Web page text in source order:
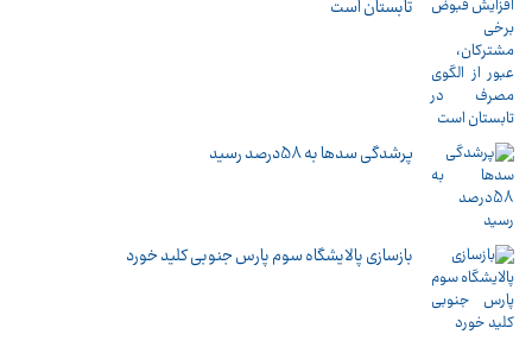
تابستان است
پرشدگی سدها به 58درصد رسید
بازسازی پالایشگاه سوم پارس جنوبی کلید خورد